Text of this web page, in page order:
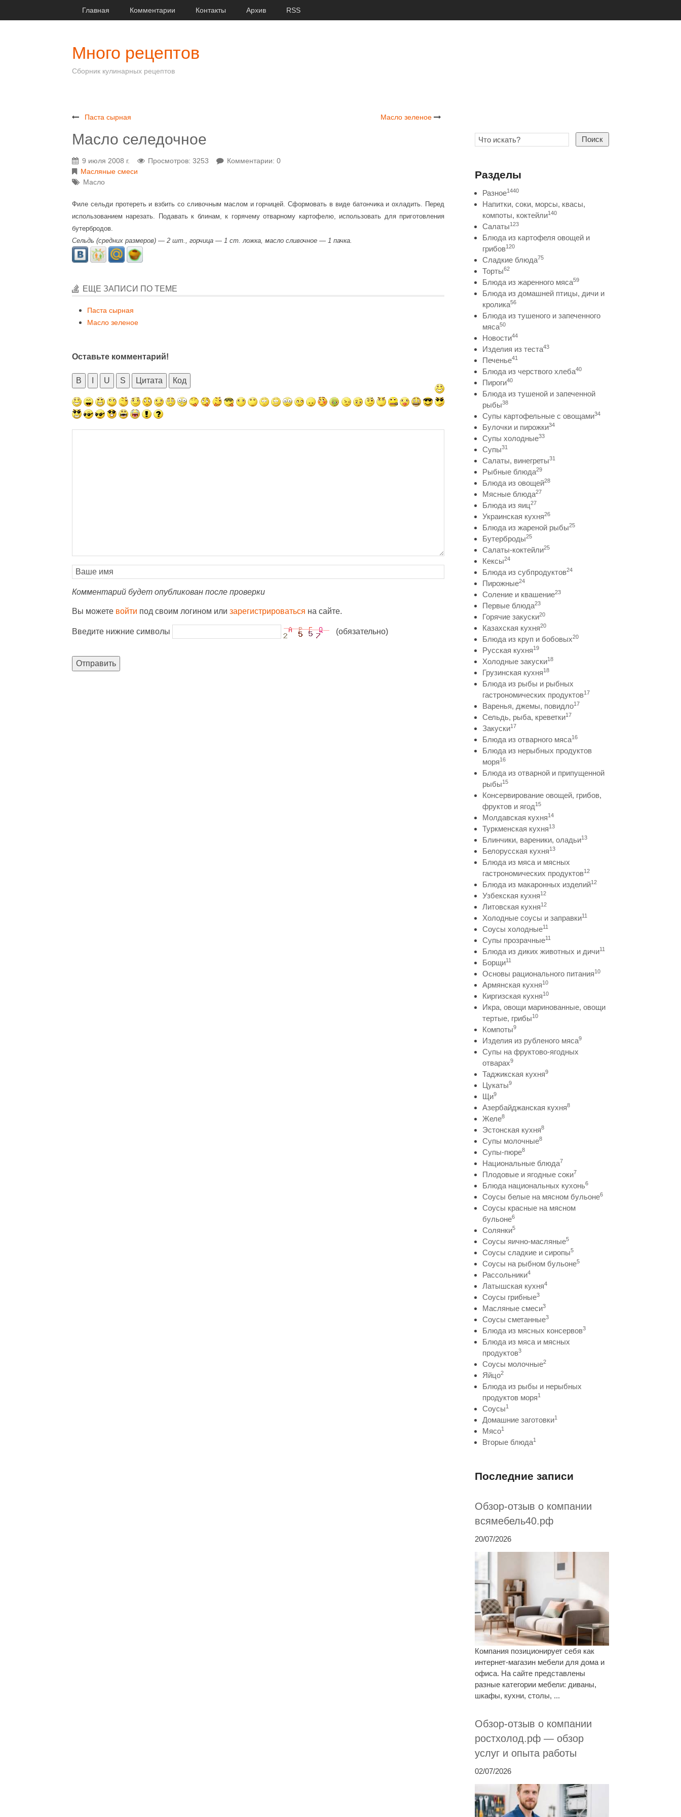
Главная Комментарии Контакты Архив RSS
Много рецептов
Сборник кулинарных рецептов
Паста сырная Масло зеленое
Масло селедочное
9 июля 2008 г. Просмотров: 3253
Комментарии: 0
Масляные смеси
Масло
Филе сельди протереть и взбить со сливочным маслом и горчицей. Сформовать в виде батончика и охладить. Перед
использованием нарезать. Подавать к блинам, к горячему отварному картофелю, использовать для приготовления
бутербродов.
Сельдь (средних размеров) — 2 шт., горчица — 1 ст. ложка, масло сливочное — 1 пачка.
ЕЩЕ ЗАПИСИ ПО ТЕМЕ
Паста сырная
Масло зеленое
Оставьте комментарий!
B U S Цитата Код
Комментарий будет опубликован после проверки
Вы можете войти под своим логином или зарегистрироваться на сайте.
Введите нижние символы (обязательно)
Отправить
Поиск
Разделы
Разное1440
Напитки, соки, морсы, квасы,
компоты, коктейли140
Салаты123
Блюда из картофеля овощей и
грибов120
Сладкие блюда75
Торты62
Блюда из жаренного мяса59
Блюда из домашней птицы, дичи и
кролика56
Блюда из тушеного и запеченного
мяса50
Новости44
Изделия из теста43
Печенье41
Блюда из черствого хлеба40
Пироги40
Блюда из тушеной и запеченной
рыбы38
Супы картофельные с овощами34
Булочки и пирожки34
Супы холодные33
Супы31
Салаты, винегреты31
Рыбные блюда29
Блюда из овощей28
Мясные блюда27
Блюда из яиц27
Украинская кухня26
Блюда из жареной рыбы25
Бутерброды25
Салаты-коктейли25
Кексы24
Блюда из субпродуктов24
Пирожные24
Соление и квашение23
Первые блюда23
Горячие закуски20
Казахская кухня20
Блюда из круп и бобовых20
Русская кухня19
Холодные закуски18
Грузинская кухня18
Блюда из рыбы и рыбных
гастрономических продуктов17
Варенья, джемы, повидло17
Сельдь, рыба, креветки17
Закуски17
Блюда из отварного мяса16
Блюда из нерыбных продуктов
моря16
Блюда из отварной и припущенной
рыбы15
Консервирование овощей, грибов,
фруктов и ягод15
Молдавская кухня14
Туркменская кухня13
Блинчики, вареники, оладьи13
Белорусская кухня13
Блюда из мяса и мясных
гастрономических продуктов12
Блюда из макаронных изделий12
Узбекская кухня12
Литовская кухня12
Холодные соусы и заправки11
Соусы холодные11
Супы прозрачные11
Блюда из диких животных и дичи11
Борщи11
Основы рационального питания10
Армянская кухня10
Киргизская кухня10
Икра, овощи маринованные, овощи
тертые, грибы10
Компоты9
Изделия из рубленого мяса9
Супы на фруктово-ягодных
отварах9
Таджикская кухня9
Цукаты9
Щи9
Азербайджанская кухня8
Желе8
Эстонская кухня8
Супы молочные8
Супы-пюре8
Национальные блюда7
Плодовые и ягодные соки7
Блюда национальных кухонь6
Соусы белые на мясном бульоне6
Соусы красные на мясном
бульоне6
Солянки5
Соусы яично-масляные5
Соусы сладкие и сиропы5
Соусы на рыбном бульоне5
Рассольники4
Латышская кухня4
Соусы грибные3
Масляные смеси3
Соусы сметанные3
Блюда из мясных консервов3
Блюда из мяса и мясных
продуктов3
Соусы молочные2
Яйцо2
Блюда из рыбы и нерыбных
продуктов моря1
Соусы1
Домашние заготовки1
Мясо1
Вторые блюда1
Последние записи
Обзор-отзыв о компании
всямебель40.рф
20/07/2026
Компания позиционирует себя как
интернет-магазин мебели для дома и
офиса. На сайте представлены
разные категории мебели: диваны,
шкафы, кухни, столы, ...
Обзор-отзыв о компании
ростхолод.рф — обзор
услуг и опыта работы
02/07/2026